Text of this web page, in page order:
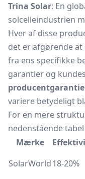
Trina Solar: En
solcelleindustrien
Hver af disse
det er afgørende
fra ens specifikke
garantier og
variere betydeligt
For en mere
nedenstående
Mærke
SolarWorld18-20%